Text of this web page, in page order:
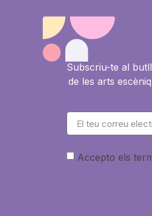
Subscriu-te al
de les arts
Accepto els